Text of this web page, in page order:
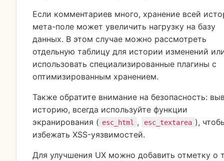
Если комментариев много, хранение всей
мета-поле может увеличить нагрузку на базу
данных. В этом случае можно рассмотреть
отдельную таблицу для истории изменений
использовать специализированные плагины с
оптимизированным хранением.
Также обратите внимание на безопасность:
историю, всегда используйте функции
экранирования ( esc_html , esc_textarea ),
избежать XSS-уязвимостей.
Для улучшения UX можно добавить отметку о